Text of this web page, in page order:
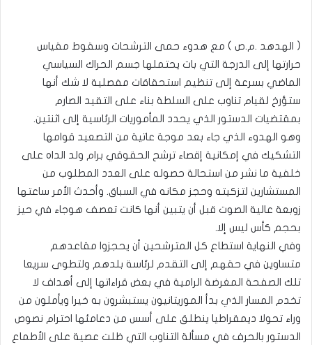
( الهدهد .م.ص ) مع هدوء حمى الترشحات وسقوط مقياس
حرارتها إلى الدرجة التي بات يحتملها جسم الحراك السياسي
الماضي بسرعة إلى تنظيم استحقاقات مفصلية لا شك أنها
ستؤرخ لقيام تناوب على السلطة بناء على التقيد الصارم
بمقتضيات الدستور الذي يحدد المأموريات الرئاسية إلى اثنتين.
وهو الهدوء الذي جاء بعد موجة عاتية من التصعيد قوامها
التشكيك في إمكانية إقصاء ترشح الحقوقي برام ولد الداه على
خلفية ما نشر من استحالة حصوله على العدد المطلوب من
المستشارين لتزكيته وحجز مكانه في السباق. وأحدث الأمر ساعتها
زوبعة عالية الصوت قبل أن يتبين أنها كانت تعصف هوجاء في حيز
بحجم كأس ليس إلا.
وفي النهاية استطاع كل المترشحين أن يحجزوا مقاعدهم
متساوين في حقهم إلى التقدم لرئاسة بلدهم ولتطوى سريعا
تلك الصفحة المغرضة الرامية في بعض قراءاتها إلى أهداف لا
تخدم المسار الذي بدأ الموريتانيون يستبشرون به خيرا ويأملون من
وراء تحولا ديمقراطيا ينطلق على أسس من دعامئها احترام نصوص
الدستور بالحرف في مسألة التناوب التي ظلت عصية على الأطماع